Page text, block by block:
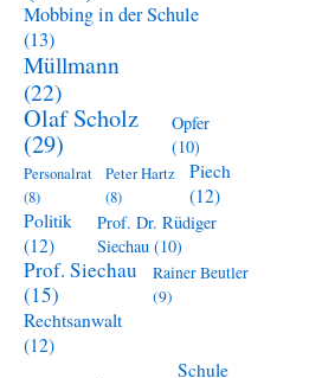
Mobbing in der Schule
(13)
Müllmann
(22)
Olaf Scholz
(29)
Opfer
(10)
Personalrat
(8)
Peter Hartz
(8)
Piech
(12)
Politik
(12)
Prof. Dr. Rüdiger
Siechau (10)
Prof. Siechau
(15)
Rainer Beutler
(9)
Rechtsanwalt
(12)
Schule